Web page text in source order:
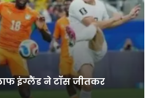
इंग्लैंड ने टॉस जीतकर